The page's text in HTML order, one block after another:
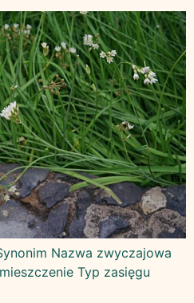
Nazwa zwyczajowa
Typ zasięgu